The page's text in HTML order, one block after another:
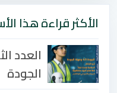
الأكثر قراءة هذا
العدد
الجودة